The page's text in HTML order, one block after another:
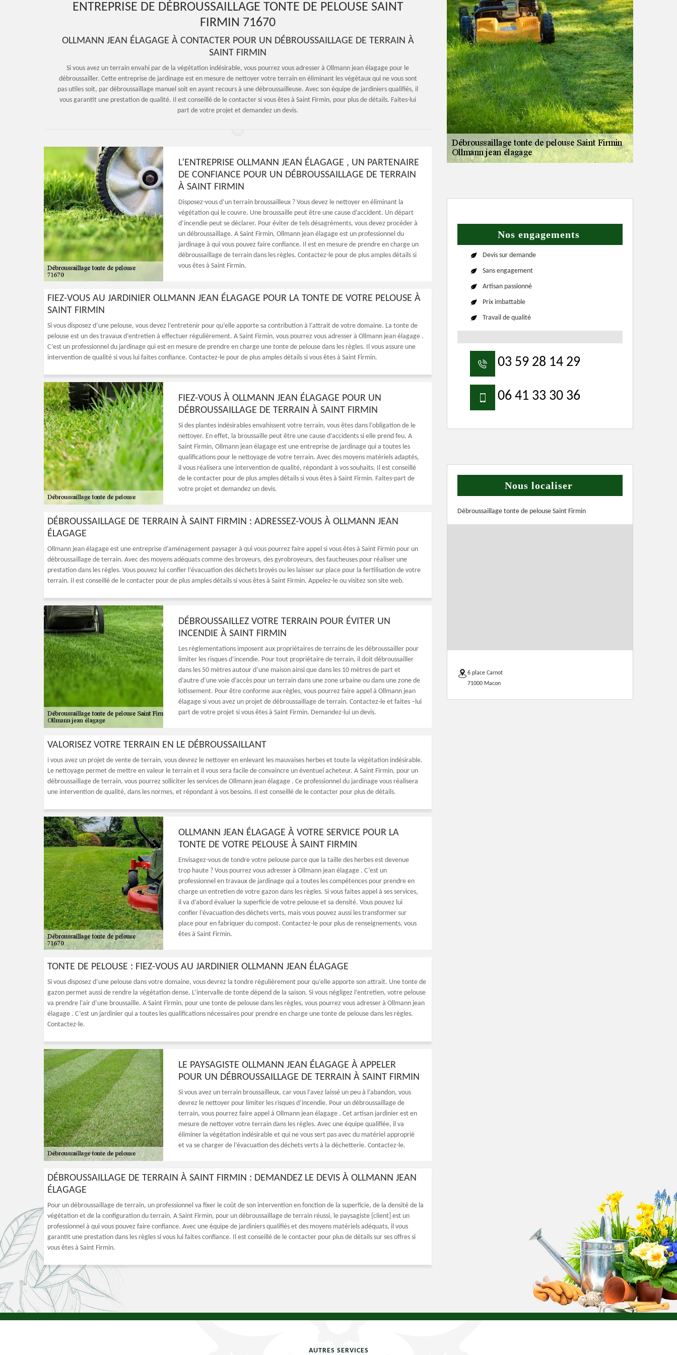
ENTREPRISE DE DÉBROUSSAILLAGE TONTE DE PELOUSE SAINT
FIRMIN 71670
OLLMANN JEAN ÉLAGAGE À CONTACTER POUR UN DÉBROUSSAILLAGE DE TERRAIN À
SAINT FIRMIN
Si vous avez un terrain envahi par de la végétation indésirable, vous pourrez vous adresser à Ollmann jean élagage pour le
débroussailler. Cette entreprise de jardinage est en mesure de nettoyer votre terrain en éliminant les végétaux qui ne vous sont
pas utiles soit, par débroussaillage manuel soit en ayant recours à une débroussailleuse. Avec son équipe de jardiniers qualifiés, il
vous garantit une prestation de qualité. Il est conseillé de le contacter si vous êtes à Saint Firmin, pour plus de détails. Faites-lui
part de votre projet et demandez un devis.
L’ENTREPRISE OLLMANN JEAN ÉLAGAGE , UN PARTENAIRE
DE CONFIANCE POUR UN DÉBROUSSAILLAGE DE TERRAIN
À SAINT FIRMIN
Disposez-vous d’un terrain broussailleux ? Vous devez le nettoyer en éliminant la
végétation qui le couvre. Une broussaille peut être une cause d’accident. Un départ
d’incendie peut se déclarer. Pour éviter de tels désagréments, vous devez procéder à
un débroussaillage. A Saint Firmin, Ollmann jean élagage est un professionnel du
jardinage à qui vous pouvez faire confiance. Il est en mesure de prendre en charge un
débroussaillage de terrain dans les règles. Contactez-le pour de plus amples détails si
vous êtes à Saint Firmin.
FIEZ-VOUS AU JARDINIER OLLMANN JEAN ÉLAGAGE POUR LA TONTE DE VOTRE PELOUSE À
SAINT FIRMIN
Si vous disposez d’une pelouse, vous devez l’entretenir pour qu’elle apporte sa contribution à l’attrait de votre domaine. La tonte de
pelouse est un des travaux d’entretien à effectuer régulièrement. A Saint Firmin, vous pourrez vous adresser à Ollmann jean élagage .
C’est un professionnel du jardinage qui est en mesure de prendre en charge une tonte de pelouse dans les règles. Il vous assure une
intervention de qualité si vous lui faites confiance. Contactez-le pour de plus amples détails si vous êtes à Saint Firmin.
FIEZ-VOUS À OLLMANN JEAN ÉLAGAGE POUR UN
DÉBROUSSAILLAGE DE TERRAIN À SAINT FIRMIN
Si des plantes indésirables envahissent votre terrain, vous êtes dans l’obligation de le
nettoyer. En effet, la broussaille peut être une cause d’accidents si elle prend feu. A
Saint Firmin, Ollmann jean élagage est une entreprise de jardinage qui a toutes les
qualifications pour le nettoyage de votre terrain. Avec des moyens matériels adaptés,
il vous réalisera une intervention de qualité, répondant à vos souhaits. Il est conseillé
de le contacter pour de plus amples détails si vous êtes à Saint Firmin. Faites-part de
votre projet et demandez un devis.
DÉBROUSSAILLAGE DE TERRAIN À SAINT FIRMIN : ADRESSEZ-VOUS À OLLMANN JEAN
ÉLAGAGE
Ollmann jean élagage est une entreprise d’aménagement paysager à qui vous pourrez faire appel si vous êtes à Saint Firmin pour un
débroussaillage de terrain. Avec des moyens adéquats comme des broyeurs, des gyrobroyeurs, des faucheuses pour réaliser une
prestation dans les règles. Vous pouvez lui confier l’évacuation des déchets broyés ou les laisser sur place pour la fertilisation de votre
terrain. Il est conseillé de le contacter pour de plus amples détails si vous êtes à Saint Firmin. Appelez-le ou visitez son site web.
DÉBROUSSAILLEZ VOTRE TERRAIN POUR ÉVITER UN
INCENDIE À SAINT FIRMIN
Les règlementations imposent aux propriétaires de terrains de les débroussailler pour
limiter les risques d’incendie. Pour tout propriétaire de terrain, il doit débroussailler
dans les 50 mètres autour d’une maison ainsi que dans les 10 mètres de part et
d’autre d’une voie d’accès pour un terrain dans une zone urbaine ou dans une zone de
lotissement. Pour être conforme aux règles, vous pourrez faire appel à Ollmann jean
élagage si vous avez un projet de débroussaillage de terrain. Contactez-le et faites –lui
part de votre projet si vous êtes à Saint Firmin. Demandez-lui un devis.
VALORISEZ VOTRE TERRAIN EN LE DÉBROUSSAILLANT
i vous avez un projet de vente de terrain, vous devrez le nettoyer en enlevant les mauvaises herbes et toute la végétation indésirable.
Le nettoyage permet de mettre en valeur le terrain et il vous sera facile de convaincre un éventuel acheteur. A Saint Firmin, pour un
débroussaillage de terrain, vous pourrez solliciter les services de Ollmann jean élagage . Ce professionnel du jardinage vous réalisera
une intervention de qualité, dans les normes, et répondant à vos besoins. Il est conseillé de le contacter pour plus de détails.
OLLMANN JEAN ÉLAGAGE À VOTRE SERVICE POUR LA
TONTE DE VOTRE PELOUSE À SAINT FIRMIN
Envisagez-vous de tondre votre pelouse parce que la taille des herbes est devenue
trop haute ? Vous pourrez vous adresser à Ollmann jean élagage . C’est un
professionnel en travaux de jardinage qui a toutes les compétences pour prendre en
charge un entretien de votre gazon dans les règles. Si vous faites appel à ses services,
il va d’abord évaluer la superficie de votre pelouse et sa densité. Vous pouvez lui
confier l’évacuation des déchets verts, mais vous pouvez aussi les transformer sur
place pour en fabriquer du compost. Contactez-le pour plus de renseignements, vous
êtes à Saint Firmin.
TONTE DE PELOUSE : FIEZ-VOUS AU JARDINIER OLLMANN JEAN ÉLAGAGE
Si vous disposez d’une pelouse dans votre domaine, vous devrez la tondre régulièrement pour qu’elle apporte son attrait. Une tonte de
gazon permet aussi de rendre la végétation dense. L’intervalle de tonte dépend de la saison. Si vous négligez l’entretien, votre pelouse
va prendre l’air d’une broussaille. A Saint Firmin, pour une tonte de pelouse dans les règles, vous pourrez vous adresser à Ollmann jean
élagage . C’est un jardinier qui a toutes les qualifications nécessaires pour prendre en charge une tonte de pelouse dans les règles.
Contactez-le.
LE PAYSAGISTE OLLMANN JEAN ÉLAGAGE À APPELER
POUR UN DÉBROUSSAILLAGE DE TERRAIN À SAINT FIRMIN
Si vous avez un terrain broussailleux, car vous l’avez laissé un peu à l’abandon, vous
devrez le nettoyer pour limiter les risques d’incendie. Pour un débroussaillage de
terrain, vous pourrez faire appel à Ollmann jean élagage . Cet artisan jardinier est en
mesure de nettoyer votre terrain dans les règles. Avec une équipe qualifiée, il va
éliminer la végétation indésirable et qui ne vous sert pas avec du matériel approprié
et va se charger de l’évacuation des déchets verts à la déchetterie. Contactez-le.
DÉBROUSSAILLAGE DE TERRAIN À SAINT FIRMIN : DEMANDEZ LE DEVIS À OLLMANN JEAN
ÉLAGAGE
Pour un débroussaillage de terrain, un professionnel va fixer le coût de son intervention en fonction de la superficie, de la densité de la
végétation et de la configuration du terrain. A Saint Firmin, pour un débroussaillage de terrain réussi, le paysagiste {client] est un
professionnel à qui vous pouvez faire confiance. Avec une équipe de jardiniers qualifiés et des moyens matériels adéquats, il vous
garantit une prestation dans les règles si vous lui faites confiance. Il est conseillé de le contacter pour plus de détails sur ses offres si
vous êtes à Saint Firmin.
Nos engagements
Devis sur demande
Sans engagement
Artisan passionné
Prix imbattable
Travail de qualité
03 59 28 14 29
06 41 33 30 36
Nous localiser
Débroussaillage tonte de pelouse Saint Firmin
6 place Carnot
71000 Macon
AUTRES SERVICES